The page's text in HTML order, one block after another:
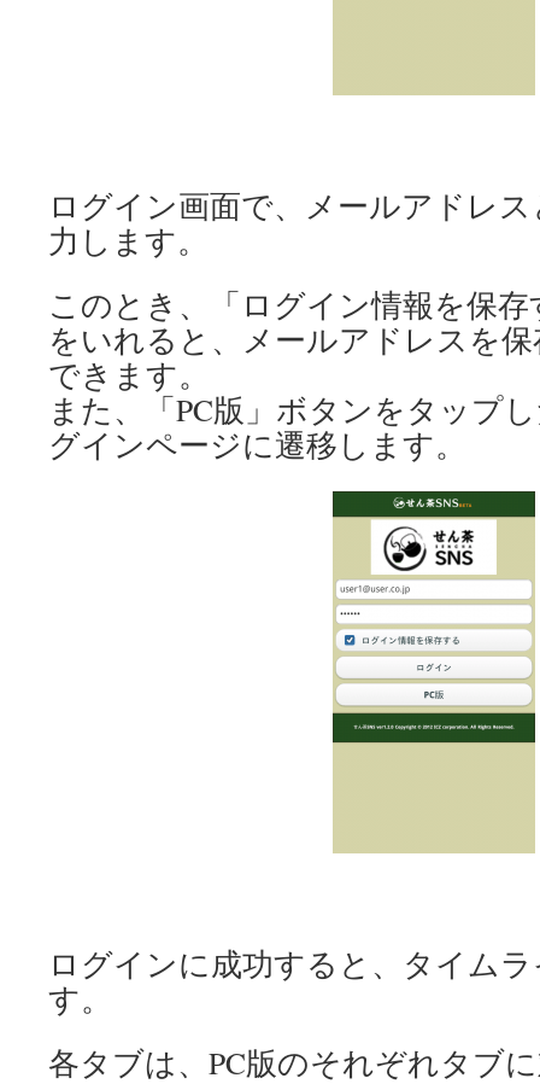
ログイン画面で、メールアドレ
力します。
このとき、「ログイン情報を保
をいれると、メールアドレスを
できます。
また、「PC版」ボタンをタップ
グインページに遷移します。
ログインに成功すると、タイム
す。
各タブは、PC版のそれぞれタブ